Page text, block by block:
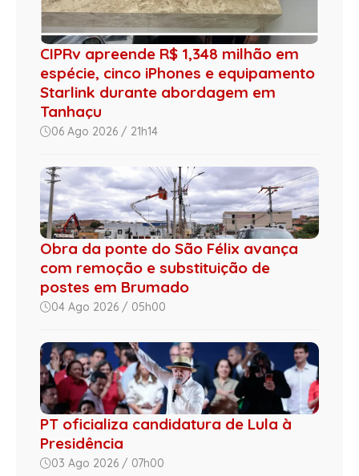
CIPRv apreende R$ 1,348 milhão em
espécie, cinco iPhones e equipamento
Starlink durante abordagem em
Tanhaçu
06 Ago 2026 / 21h14
Obra da ponte do São Félix avança
com remoção e substituição de
postes em Brumado
04 Ago 2026 / 05h00
PT oficializa candidatura de Lula à
Presidência
03 Ago 2026 / 07h00